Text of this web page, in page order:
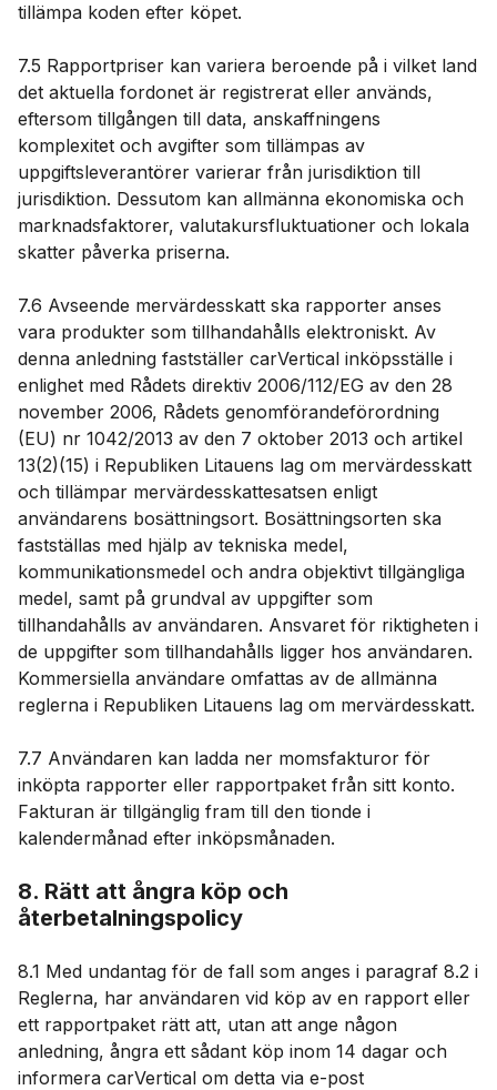
tillämpa koden efter köpet.
7.5 Rapportpriser kan variera beroende på i vilket land
det aktuella fordonet är registrerat eller används,
eftersom tillgången till data, anskaffningens
komplexitet och avgifter som tillämpas av
uppgiftsleverantörer varierar från jurisdiktion till
jurisdiktion. Dessutom kan allmänna ekonomiska och
marknadsfaktorer, valutakursfluktuationer och lokala
skatter påverka priserna.
7.6 Avseende mervärdesskatt ska rapporter anses
vara produkter som tillhandahålls elektroniskt. Av
denna anledning fastställer carVertical inköpsställe i
enlighet med Rådets direktiv 2006/112/EG av den 28
november 2006, Rådets genomförandeförordning
(EU) nr 1042/2013 av den 7 oktober 2013 och artikel
13(2)(15) i Republiken Litauens lag om mervärdesskatt
och tillämpar mervärdesskattesatsen enligt
användarens bosättningsort. Bosättningsorten ska
fastställas med hjälp av tekniska medel,
kommunikationsmedel och andra objektivt tillgängliga
medel, samt på grundval av uppgifter som
tillhandahålls av användaren. Ansvaret för riktigheten i
de uppgifter som tillhandahålls ligger hos användaren.
Kommersiella användare omfattas av de allmänna
reglerna i Republiken Litauens lag om mervärdesskatt.
7.7 Användaren kan ladda ner momsfakturor för
inköpta rapporter eller rapportpaket från sitt konto.
Fakturan är tillgänglig fram till den tionde i
kalendermånad efter inköpsmånaden.
8. Rätt att ångra köp och
återbetalningspolicy
8.1 Med undantag för de fall som anges i paragraf 8.2 i
Reglerna, har användaren vid köp av en rapport eller
ett rapportpaket rätt att, utan att ange någon
anledning, ångra ett sådant köp inom 14 dagar och
informera carVertical om detta via e-post